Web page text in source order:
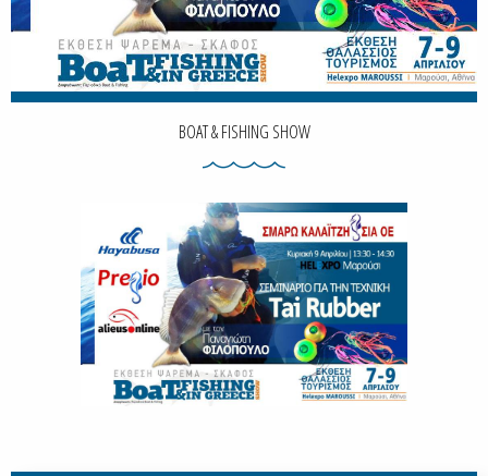
BOAT & FISHING SHOW